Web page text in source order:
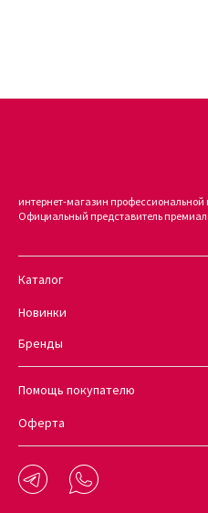
Купить тональный крем
интернет-магазин профессиональной
Официальный представитель
Каталог
Новинки
Бренды
Помощь покупателю
Оферта